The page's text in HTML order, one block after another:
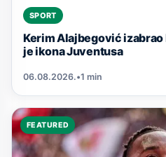
SPORT
Kerim Alajbegović izabrao
je ikona Juventusa
06.08.2026.•1 min
FEATURED